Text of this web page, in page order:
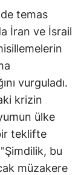
temas
İran ve İsrail
vurguladı.
krizin
ülke
teklifte
bu
müzakere